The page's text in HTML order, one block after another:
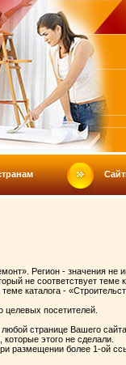
Регион - значения не
не соответствует теме
каталога -
целевых посетителей.
странице Вашего
этого не сделали.
размещении более 1-ой